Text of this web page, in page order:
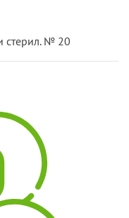
стерил. № 20